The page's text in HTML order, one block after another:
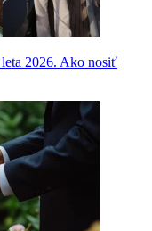
2026. Ako nosiť